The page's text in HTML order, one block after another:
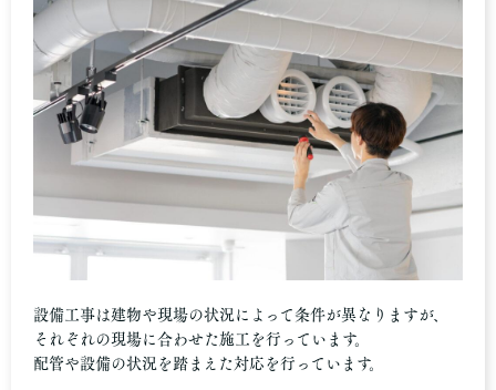
設備工事は建物や現場の状況によって条件が異なりますが、
それぞれの現場に合わせた施工を行っています。
配管や設備の状況を踏まえた対応を行っています。